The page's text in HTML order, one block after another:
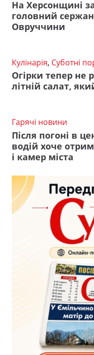
На Херсонщині
головний
Овруччини
Кулінарія, Суботні
Огірки тепер не
літній салат,
Гарячі новини
Після погоні в
водій хоче
і камер міста